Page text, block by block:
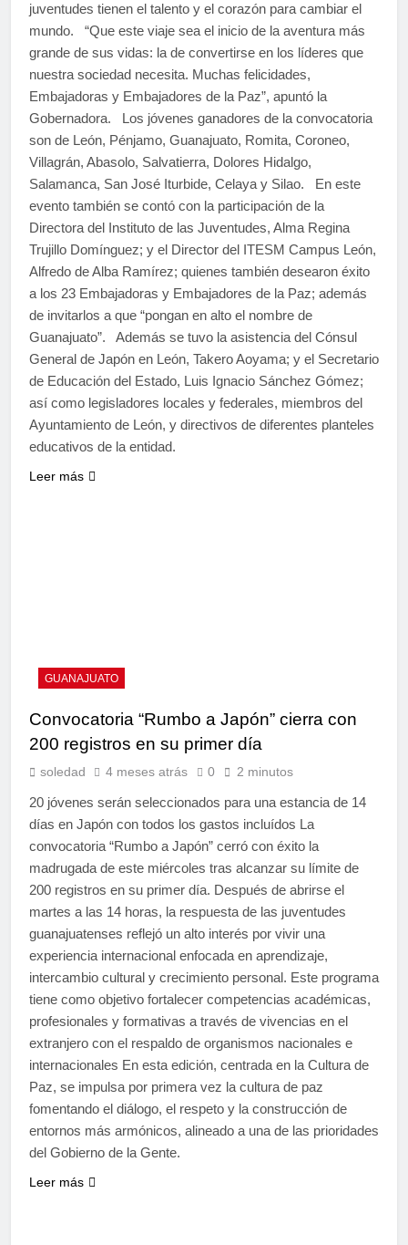
juventudes tienen el talento y el corazón para cambiar el
mundo. “Que este viaje sea el inicio de la aventura más
grande de sus vidas: la de convertirse en los líderes que
nuestra sociedad necesita. Muchas felicidades,
Embajadoras y Embajadores de la Paz”, apuntó la
Gobernadora. Los jóvenes ganadores de la convocatoria
son de León, Pénjamo, Guanajuato, Romita, Coroneo,
Villagrán, Abasolo, Salvatierra, Dolores Hidalgo,
Salamanca, San José Iturbide, Celaya y Silao. En este
evento también se contó con la participación de la
Directora del Instituto de las Juventudes, Alma Regina
Trujillo Domínguez; y el Director del ITESM Campus León,
Alfredo de Alba Ramírez; quienes también desearon éxito
a los 23 Embajadoras y Embajadores de la Paz; además
de invitarlos a que “pongan en alto el nombre de
Guanajuato”. Además se tuvo la asistencia del Cónsul
General de Japón en León, Takero Aoyama; y el Secretario
de Educación del Estado, Luis Ignacio Sánchez Gómez;
así como legisladores locales y federales, miembros del
Ayuntamiento de León, y directivos de diferentes planteles
educativos de la entidad.
Leer más
GUANAJUATO
Convocatoria “Rumbo a Japón” cierra con
200 registros en su primer día
soledad 4 meses atrás 0 2 minutos
20 jóvenes serán seleccionados para una estancia de 14
días en Japón con todos los gastos incluídos La
convocatoria “Rumbo a Japón” cerró con éxito la
madrugada de este miércoles tras alcanzar su límite de
200 registros en su primer día. Después de abrirse el
martes a las 14 horas, la respuesta de las juventudes
guanajuatenses reflejó un alto interés por vivir una
experiencia internacional enfocada en aprendizaje,
intercambio cultural y crecimiento personal. Este programa
tiene como objetivo fortalecer competencias académicas,
profesionales y formativas a través de vivencias en el
extranjero con el respaldo de organismos nacionales e
internacionales En esta edición, centrada en la Cultura de
Paz, se impulsa por primera vez la cultura de paz
fomentando el diálogo, el respeto y la construcción de
entornos más armónicos, alineado a una de las prioridades
del Gobierno de la Gente.
Leer más